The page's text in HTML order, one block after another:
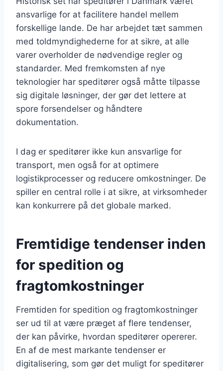
ansvarlige for at facilitere handel mellem
forskellige lande. De har arbejdet tæt sammen
med toldmyndighederne for at sikre, at alle
varer overholder de nødvendige regler og
standarder. Med fremkomsten af nye
teknologier har speditører også måtte tilpasse
sig digitale løsninger, der gør det lettere at
spore forsendelser og håndtere
dokumentation.
I dag er speditører ikke kun ansvarlige for
transport, men også for at optimere
logistikprocesser og reducere omkostninger. De
spiller en central rolle i at sikre, at virksomheder
kan konkurrere på det globale marked.
Fremtidige tendenser inden
for spedition og
fragtomkostninger
Fremtiden for spedition og fragtomkostninger
ser ud til at være præget af flere tendenser,
der kan påvirke, hvordan speditører opererer.
En af de mest markante tendenser er
digitalisering, som gør det muligt for speditører